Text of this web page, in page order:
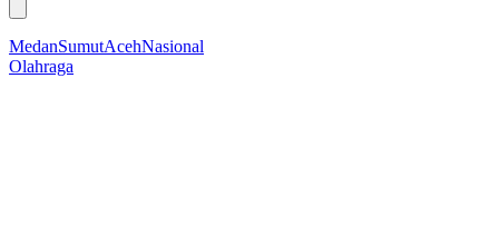
MedanSumutAcehNasional
Olahraga